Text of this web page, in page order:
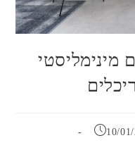
מינימליסטי
10/